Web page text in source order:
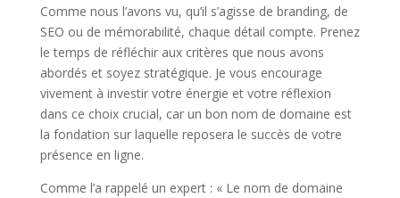
Comme nous l’avons vu, qu’il s’agisse de branding, de
SEO ou de mémorabilité, chaque détail compte. Prenez
le temps de réfléchir aux critères que nous avons
abordés et soyez stratégique. Je vous encourage
vivement à investir votre énergie et votre réflexion
dans ce choix crucial, car un bon nom de domaine est
la fondation sur laquelle reposera le succès de votre
présence en ligne.
Comme l’a rappelé un expert : « Le nom de domaine